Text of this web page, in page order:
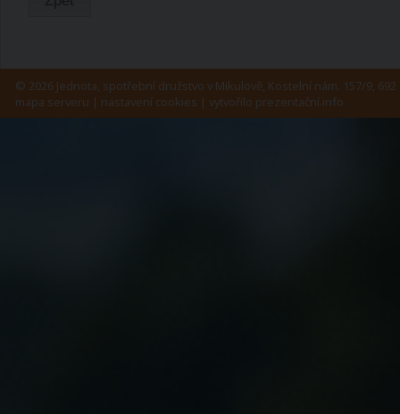
© 2026 Jednota, spotřební družstvo v Mikulově, Kostelní nám. 157/9, 692
mapa serveru | nastavení cookies | vytvořilo prezentační.info